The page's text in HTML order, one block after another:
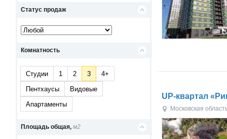
Статус продаж
Комнатность
Студии 1 2 3
4+
Пентхаусы
Видовые
Апартаменты
Площадь общая, м2
UP-квартал
Московская